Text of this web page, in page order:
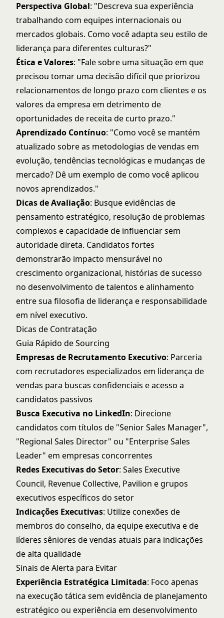
Perspectiva Global: "Descreva sua experiência
trabalhando com equipes internacionais ou
mercados globais. Como você adapta seu estilo de
liderança para diferentes culturas?"
Ética e Valores: "Fale sobre uma situação em que
precisou tomar uma decisão difícil que priorizou
relacionamentos de longo prazo com clientes e os
valores da empresa em detrimento de
oportunidades de receita de curto prazo."
Aprendizado Contínuo: "Como você se mantém
atualizado sobre as metodologias de vendas em
evolução, tendências tecnológicas e mudanças de
mercado? Dê um exemplo de como você aplicou
novos aprendizados."
Dicas de Avaliação: Busque evidências de
pensamento estratégico, resolução de problemas
complexos e capacidade de influenciar sem
autoridade direta. Candidatos fortes
demonstrarão impacto mensurável no
crescimento organizacional, histórias de sucesso
no desenvolvimento de talentos e alinhamento
entre sua filosofia de liderança e responsabilidade
em nível executivo.
Dicas de Contratação
Guia Rápido de Sourcing
Empresas de Recrutamento Executivo: Parceria
com recrutadores especializados em liderança de
vendas para buscas confidenciais e acesso a
candidatos passivos
Busca Executiva no LinkedIn: Direcione
candidatos com títulos de "Senior Sales Manager",
"Regional Sales Director" ou "Enterprise Sales
Leader" em empresas concorrentes
Redes Executivas do Setor: Sales Executive
Council, Revenue Collective, Pavilion e grupos
executivos específicos do setor
Indicações Executivas: Utilize conexões de
membros do conselho, da equipe executiva e de
líderes sêniores de vendas atuais para indicações
de alta qualidade
Sinais de Alerta para Evitar
Experiência Estratégica Limitada: Foco apenas
na execução tática sem evidência de planejamento
estratégico ou experiência em desenvolvimento